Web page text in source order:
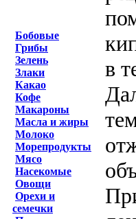
Бобовые
Грибы
Зелень
Злаки
Какао
Кофе
Макароны
Масла и жиры
Молоко
Морепродукты
Мясо
Насекомые
Овощи
Орехи и
семечки
в